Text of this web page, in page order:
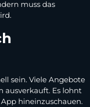
muss das
sein. Viele Angebote
ausverkauft. Es lohnt
hineinzuschauen.